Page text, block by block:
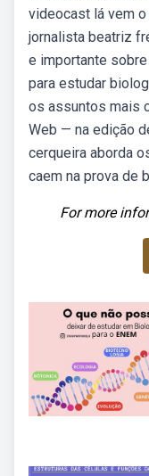
videocast lá vem
jornalista beatriz
e importante
para estudar
os assuntos mais
Web — na edição
cerqueira aborda
caem na prova de
For more